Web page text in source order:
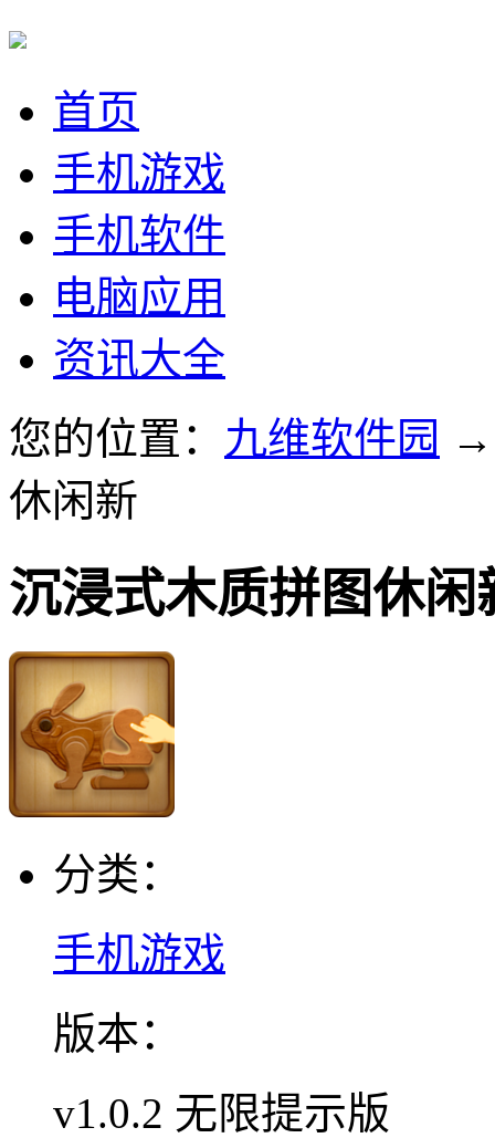
首页
手机游戏
手机软件
电脑应用
资讯大全
您的位置： 九维软件园
休闲新
沉浸式木质拼图休闲
分类：
手机游戏
版本：
v1.0.2 无限提示版